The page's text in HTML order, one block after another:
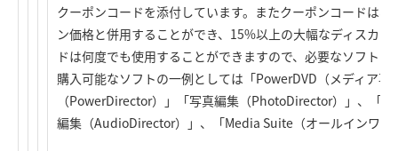
クーポンコードを添付しています。またクーポンコードは
ン価格と併用することができ、15%以上の大幅なディスカ
ドは何度でも使用することができますので、必要なソフト
購入可能なソフトの一例としては「PowerDVD（メディア再
（PowerDirector）」「写真編集（PhotoDirector）」、「
編集（AudioDirector）」、「Media Suite（オールインワン